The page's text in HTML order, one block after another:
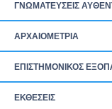
ΓΝΩΜΑΤΕΥΣΕΙΣ
ΑΡΧΑΙΟΜΕΤΡΙΑ
ΕΠΙΣΤΗΜΟΝΙΚΟΣ
ΕΚΘΕΣΕΙΣ